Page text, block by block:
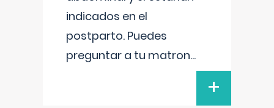
indicados en el
postparto. Puedes
preguntar a tu matron...
+